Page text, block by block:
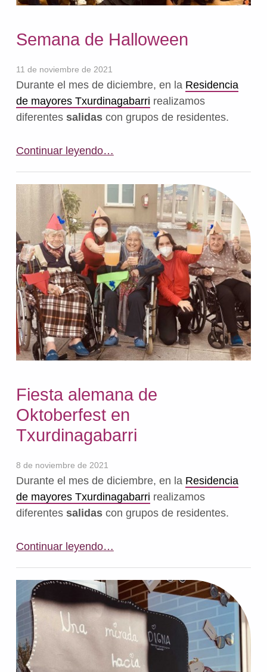
Semana de Halloween
11 de noviembre de 2021
Durante el mes de diciembre, en la Residencia
de mayores Txurdinagabarri realizamos
diferentes salidascon grupos de residentes.
Continuar leyendo…
Fiesta alemana de
Oktoberfest en
Txurdinagabarri
8 de noviembre de 2021
Durante el mes de diciembre, en la Residencia
de mayores Txurdinagabarri realizamos
diferentes salidascon grupos de residentes.
Continuar leyendo…